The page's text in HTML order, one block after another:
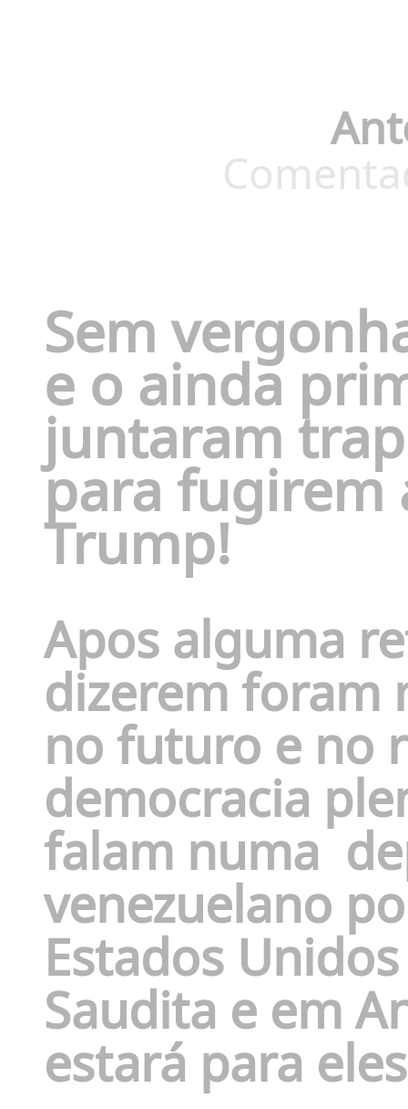
Sem
e o ainda
juntaram
para fugirem
Trump!
Apos alguma
dizerem
no futuro e no
democracia
falam numa
venezuelano
Estados
Saudita e em
estará para